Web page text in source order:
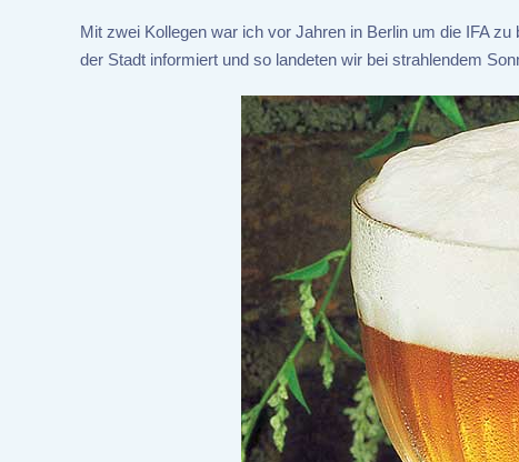
Mit zwei Kollegen war ich vor Jahren in Berlin um die IFA
der Stadt informiert und so landeten wir bei strahlendem